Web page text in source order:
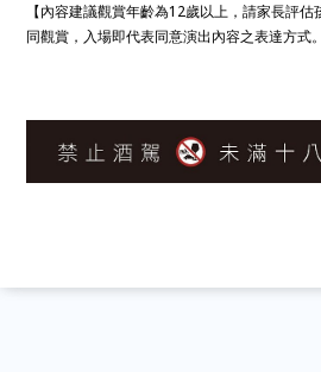
【內容建議觀賞年齡為12歲以上，請家長評
同觀賞，入場即代表同意演出內容之表達方式